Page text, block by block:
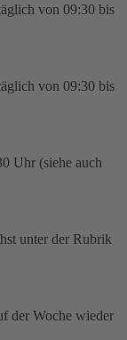
von 09:30 bis
von 09:30 bis
Uhr (siehe auch
unter der Rubrik
der Woche wieder